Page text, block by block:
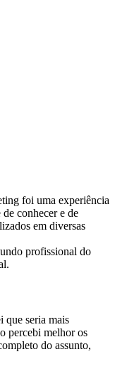
foi uma experiência
conhecer e de
em diversas
profissional do
que seria mais
percebi melhor os
do assunto,